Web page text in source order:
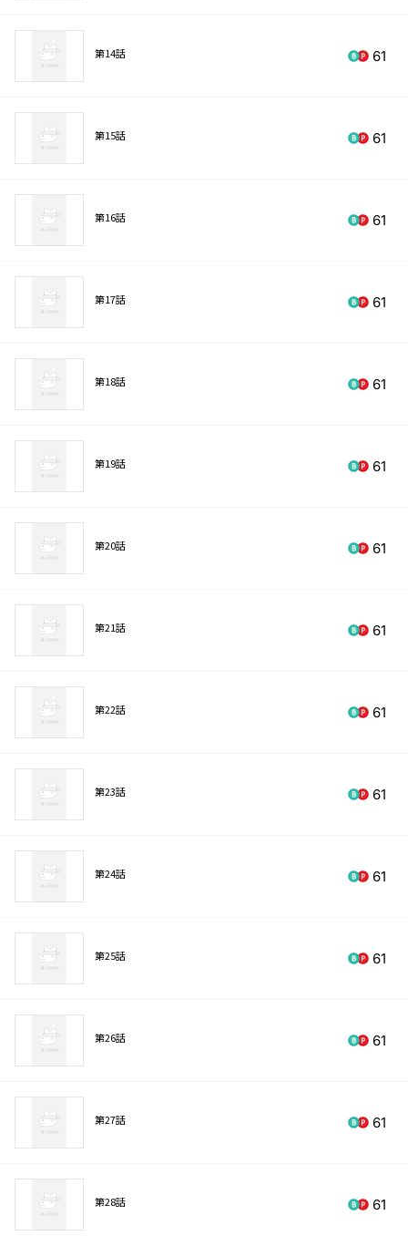
第14話 61
第15話 61
第16話 61
第17話 61
第18話 61
第19話 61
第20話 61
第21話 61
第22話 61
第23話 61
第24話 61
第25話 61
第26話 61
第27話 61
第28話 61